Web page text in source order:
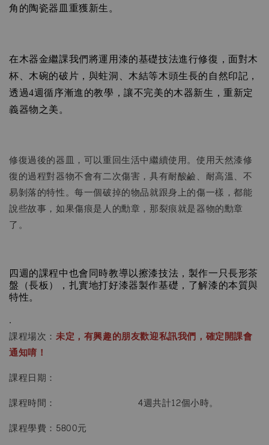
角的陶瓷器皿重獲新生。
在木器金繼課我們將運用漆的基礎技法進行修復，面對木
杯、木碗的破片，與蛀洞、木結等木頭生長的自然印記，
透過4週循序漸進的教學，讓不完美的木器新生，重新定
義器物之美。
修復過後的器皿，可以重回生活中繼續使用。使用天然漆修
復的過程對器物不會有二次傷害，具有耐酸鹼、耐高溫、不
易剝落的特性。每一個破掉的物品就跟身上的傷一樣，都能
說些故事，如果傷痕是人的勳章，那裂痕就是器物的勳章
了。
四週的課程中也會同時教導以擦漆技法，製作一只長形茶
盤（長板），扎實地打好漆器製作基礎，了解漆的本質與
特性。
.
課程場次： 未定，有興趣的朋友歡迎私訊我們，確定開課會
通知唷！
課程日期：
課程時間：
，4週共計12個小時。
課程學費：5800元